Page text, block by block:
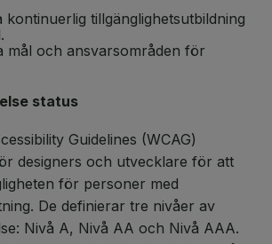
kontinuerlig tillgänglighetsutbildning
mål och ansvarsområden för
status
Guidelines (WCAG)
designers och utvecklare för att
för personer med
De definierar tre nivåer av
Nivå A, Nivå AA och Nivå AAA.